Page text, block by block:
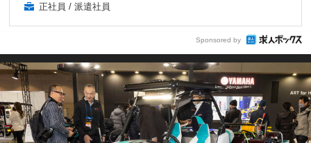
正社員 / 派遣社員
Sponsored by